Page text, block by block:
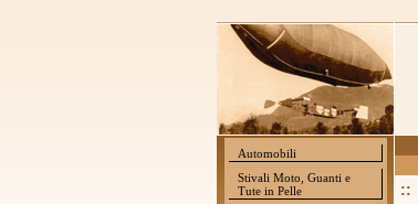
Automobili
Stivali Moto, Guanti e
Tute in Pelle
::